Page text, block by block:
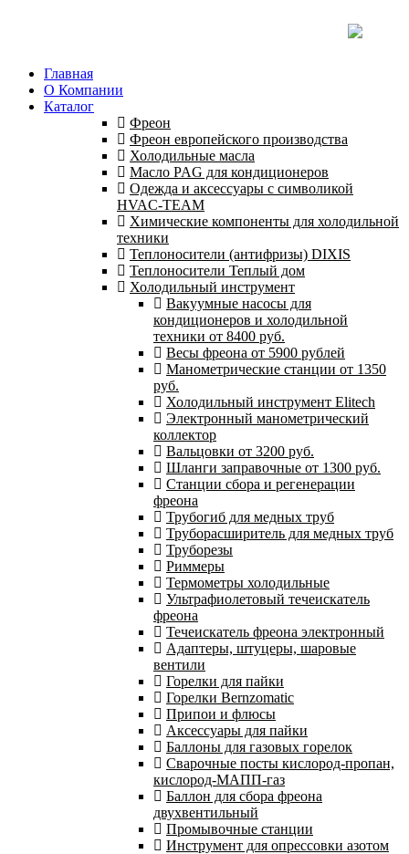
Главная
О Компании
Каталог
Фреон
Фреон европейского производства
Холодильные масла
Масло PAG для кондиционеров
Одежда и аксессуары с символикой
HVAC-TEAM
Химические компоненты для холодильной
техники
Теплоносители (антифризы) DIXIS
Теплоносители Теплый дом
Холодильный инструмент
Вакуумные насосы для
кондиционеров и холодильной
техники от 8400 руб.
Весы фреона от 5900 рублей
Манометрические станции от 1350
руб.
Холодильный инструмент Elitech
Электронный манометрический
коллектор
Вальцовки от 3200 руб.
Шланги заправочные от 1300 руб.
Станции сбора и регенерации
фреона
Трубогиб для медных труб
Труборасширитель для медных труб
Труборезы
Риммеры
Термометры холодильные
Ультрафиолетовый течеискатель
фреона
Течеискатель фреона электронный
Адаптеры, штуцеры, шаровые
вентили
Горелки для пайки
Горелки Bernzomatic
Припои и флюсы
Аксессуары для пайки
Баллоны для газовых горелок
Сварочные посты кислород-пропан,
кислород-МАПП-газ
Баллон для сбора фреона
двухвентильный
Промывочные станции
Инструмент для опрессовки азотом